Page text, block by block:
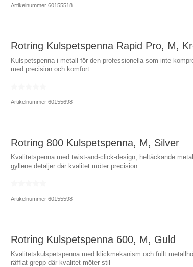
Artikelnummer 60155518
Rotring Kulspetspenna Rapid Pro, M,
Kulspetspenna i metall för den professionella som inte
med precision och komfort
Artikelnummer 60155698
Rotring 800 Kulspetspenna, M, Silver
Kvalitetspenna med twist-and-click-design, heltäckande
gyllene detaljer där kvalitet möter precision
Artikelnummer 60155598
Rotring Kulspetspenna 600, M, Guld
Kvalitetskulspetspenna med klickmekanism och fullt
räfflat grepp där kvalitet möter stil